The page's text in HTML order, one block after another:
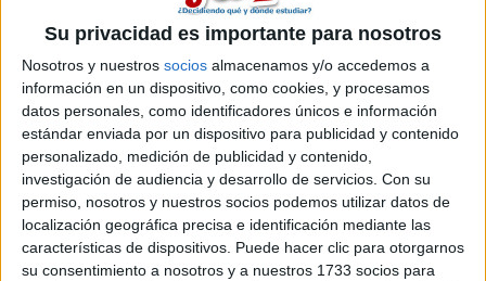
Su privacidad es importante para nosotros
Nosotros y nuestros socios almacenamos y/o accedemos a
información en un dispositivo, como cookies, y procesamos
datos personales, como identificadores únicos e información
estándar enviada por un dispositivo para publicidad y contenido
personalizado, medición de publicidad y contenido,
investigación de audiencia y desarrollo de servicios. Con su
permiso, nosotros y nuestros socios podemos utilizar datos de
localización geográfica precisa e identificación mediante las
características de dispositivos. Puede hacer clic para otorgarnos
su consentimiento a nosotros y a nuestros 1733 socios para
Sobre ti
Soy:*
Chico
Chica
¿En qué año terminas (o terminaste) bachillerato o FP?